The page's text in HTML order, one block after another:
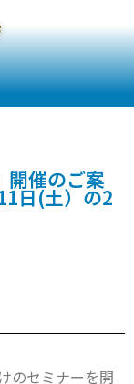
開催のご案
日(土）の2
のセミナーを開